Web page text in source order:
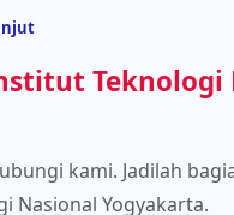
Teknologi
kami. Jadilah
Nasional Yogyakarta.